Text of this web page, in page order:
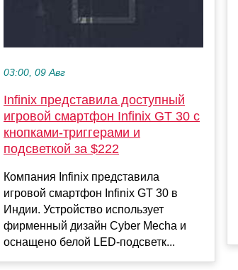
03:00, 09 Авг
Infinix представила доступный
игровой смартфон Infinix GT 30 с
кнопками-триггерами и
подсветкой за $222
Компания Infinix представила
игровой смартфон Infinix GT 30 в
Индии. Устройство использует
фирменный дизайн Cyber Mecha и
оснащено белой LED-подсветк...